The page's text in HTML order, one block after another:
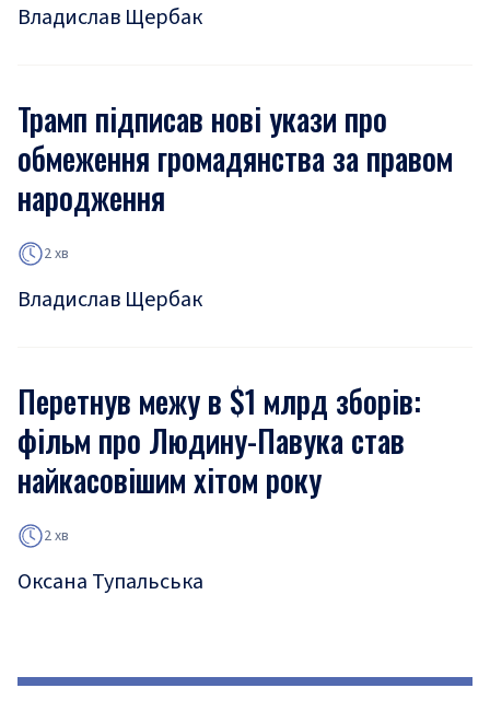
Владислав Щербак
Трамп підписав нові укази про
обмеження громадянства за правом
народження
2 хв
Владислав Щербак
Перетнув межу в $1 млрд зборів:
фільм про Людину-Павука став
найкасовішим хітом року
2 хв
Оксана Тупальська